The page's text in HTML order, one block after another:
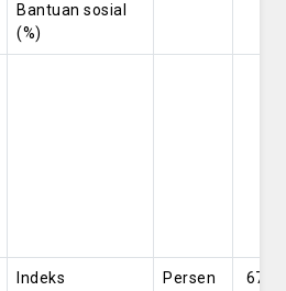
Bantuan sosial
(%)
Indeks
Persen